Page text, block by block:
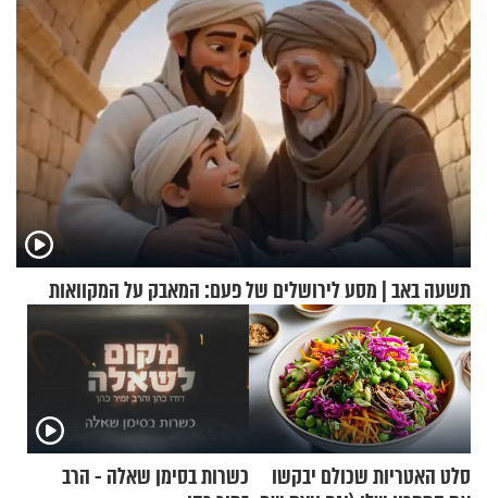
תשעה באב | מסע לירושלים של פעם: המאבק על המקוואות
סלט האטריות שכולם יבקשו
כשרות בסימן שאלה - הרב